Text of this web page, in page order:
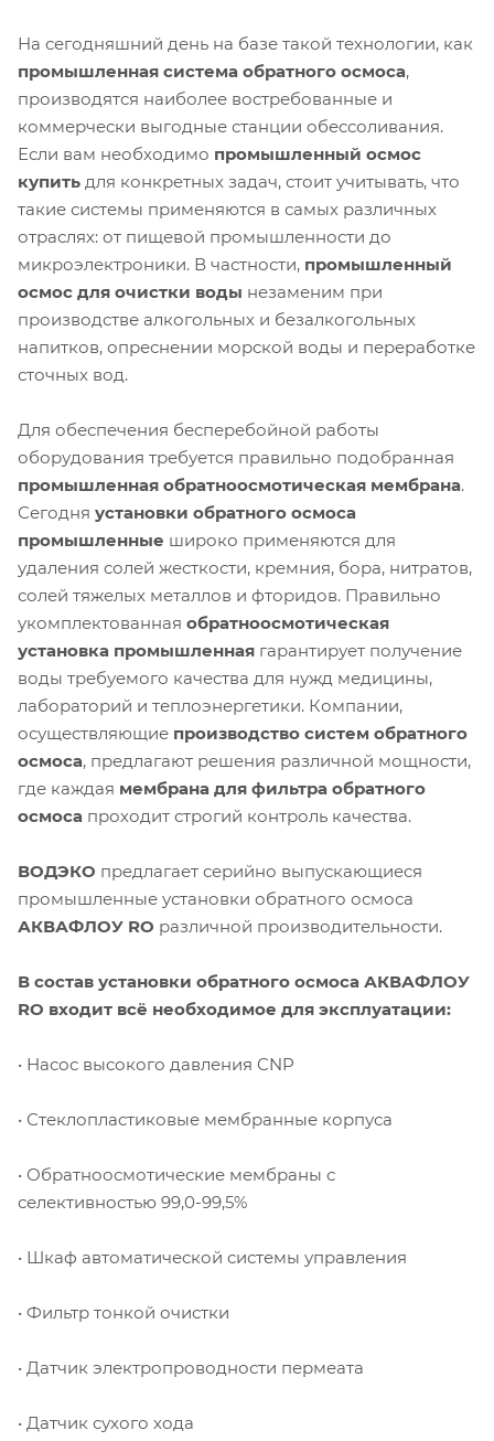
На сегодняшний день на базе такой технологии, как
промышленная система обратного осмоса,
производятся наиболее востребованные и
коммерчески выгодные станции обессоливания.
Если вам необходимо промышленный осмос
купить для конкретных задач, стоит учитывать, что
такие системы применяются в самых различных
отраслях: от пищевой промышленности до
микроэлектроники. В частности, промышленный
осмос для очистки воды незаменим при
производстве алкогольных и безалкогольных
напитков, опреснении морской воды и переработке
сточных вод.
Для обеспечения бесперебойной работы
оборудования требуется правильно подобранная
промышленная обратноосмотическая мембрана.
Сегодня установки обратного осмоса
промышленные широко применяются для
удаления солей жесткости, кремния, бора, нитратов,
солей тяжелых металлов и фторидов. Правильно
укомплектованная обратноосмотическая
установка промышленная гарантирует получение
воды требуемого качества для нужд медицины,
лабораторий и теплоэнергетики. Компании,
осуществляющие производство систем обратного
осмоса, предлагают решения различной мощности,
где каждая мембрана для фильтра обратного
осмоса проходит строгий контроль качества.
ВОДЭКО предлагает серийно выпускающиеся
промышленные установки обратного осмоса
АКВАФЛОУ RO различной производительности.
В состав установки обратного осмоса АКВАФЛОУ
RO входит всё необходимое для эксплуатации:
• Насос высокого давления CNP
• Стеклопластиковые мембранные корпуса
• Обратноосмотические мембраны с
селективностью 99,0-99,5%
• Шкаф автоматической системы управления
• Фильтр тонкой очистки
• Датчик электропроводности пермеата
• Датчик сухого хода